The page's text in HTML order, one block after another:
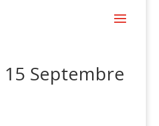
Septembre